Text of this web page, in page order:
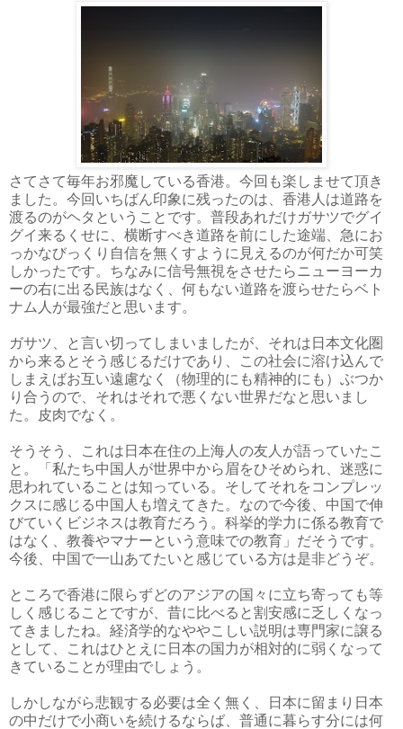
さてさて毎年お邪魔している香港。今回も楽しませて頂き
ました。今回いちばん印象に残ったのは、香港人は道路を
渡るのがヘタということです。普段あれだけガサツでグイ
グイ来るくせに、横断すべき道路を前にした途端、急にお
っかなびっくり自信を無くすように見えるのが何だか可笑
しかったです。ちなみに信号無視をさせたらニューヨーカ
ーの右に出る民族はなく、何もない道路を渡らせたらベト
ナム人が最強だと思います。
ガサツ、と言い切ってしまいましたが、それは日本文化圏
から来るとそう感じるだけであり、この社会に溶け込んで
しまえばお互い遠慮なく（物理的にも精神的にも）ぶつか
り合うので、それはそれで悪くない世界だなと思いまし
た。皮肉でなく。
そうそう、これは日本在住の上海人の友人が語っていたこ
と。「私たち中国人が世界中から眉をひそめられ、迷惑に
思われていることは知っている。そしてそれをコンプレッ
クスに感じる中国人も増えてきた。なので今後、中国で伸
びていくビジネスは教育だろう。科挙的学力に係る教育で
はなく、教養やマナーという意味での教育」だそうです。
今後、中国で一山あてたいと感じている方は是非どうぞ。
ところで香港に限らずどのアジアの国々に立ち寄っても等
しく感じることですが、昔に比べると割安感に乏しくなっ
てきましたね。経済学的なややこしい説明は専門家に譲る
として、これはひとえに日本の国力が相対的に弱くなって
きていることが理由でしょう。
しかしながら悲観する必要は全く無く、日本に留まり日本
の中だけで小商いを続けるならば、普通に暮らす分には何